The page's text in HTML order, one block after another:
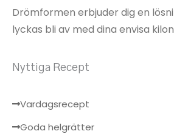
Drömformen erbjuder dig en
lyckas bli av med dina envisa
Nyttiga Recept
Vardagsrecept
Goda helgrätter